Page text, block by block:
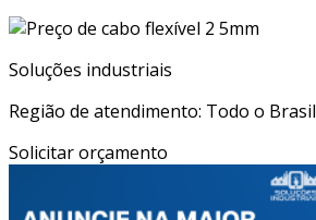
Soluções industriais
Região de atendimento: Todo o Brasil
Solicitar orçamento